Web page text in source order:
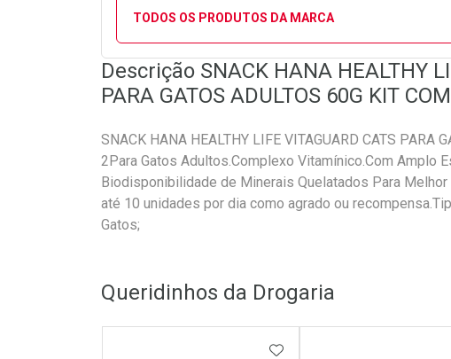
TODOS OS PRODUTOS DA MARCA
Descrição SNACK HANA HEALTHY
PARA GATOS ADULTOS 60G KIT
SNACK HANA HEALTHY LIFE VITAGUARD CATS PARA
2Para Gatos Adultos.Complexo Vitamínico.Com Amplo
Biodisponibilidade de Minerais Quelatados Para
até 10 unidades por dia como agrado ou
Gatos;
Queridinhos da Drogaria
ADICIONAR AOS